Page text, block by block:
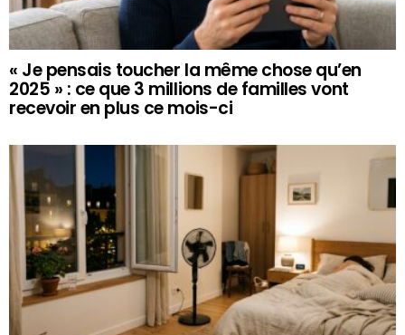
« Je pensais toucher la même chose qu’en
2025 » : ce que 3 millions de familles vont
recevoir en plus ce mois-ci